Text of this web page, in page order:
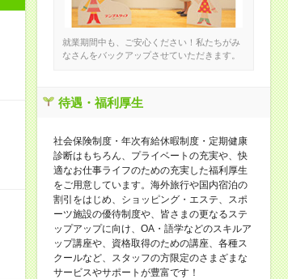
就業期間中も、ご安心ください！私たちがみ
なさんをバックアップさせていただきます。
待遇・福利厚生
社会保険制度・年次有給休暇制度・定期健康
診断はもちろん、プライベートの充実や、快
適なお仕事ライフのための充実した福利厚生
をご用意しています。海外旅行や国内宿泊の
割引をはじめ、ショッピング・エステ、スポ
ーツ施設の優待制度や、皆さまの更なるステ
ップアップに向け、OA・語学などのスキルア
ップ講座や、資格取得のための講座、各種ス
クールなど、スタッフの方限定のさまざまな
サービスやサポートが豊富です！